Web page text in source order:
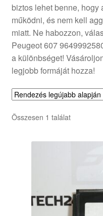
Rólunk
Saját fiókom
Szállítás
Szállítás világszerte
biztos lehet benne, hogy
működni, és nem kell
miatt. Ne habozzon,
Peugeot 607
a különbséget!
legjobb formáját hozza!
Összesen 1 találat